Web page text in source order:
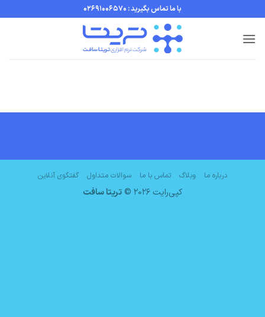
to
content
با ما تماس بگیرید : 02691006570
درباره ما وبلاگ تماس با ما سوالات متداول گفتگوی آنلاین
کپی‌رایت 2026 © تریتا سافت